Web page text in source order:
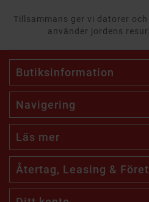
Tillsammans ger vi datorer
använder jordens
Butiksinformation
Navigering
Läs mer
Återtag, Leasing &